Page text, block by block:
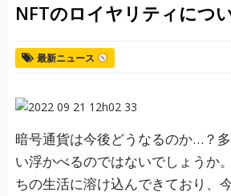
NFTのロイヤリティにつ
最新ニュース
暗号通貨は今後どうなるのか…？
い浮かべるのではないでしょうか
ちの生活に溶け込んできており、